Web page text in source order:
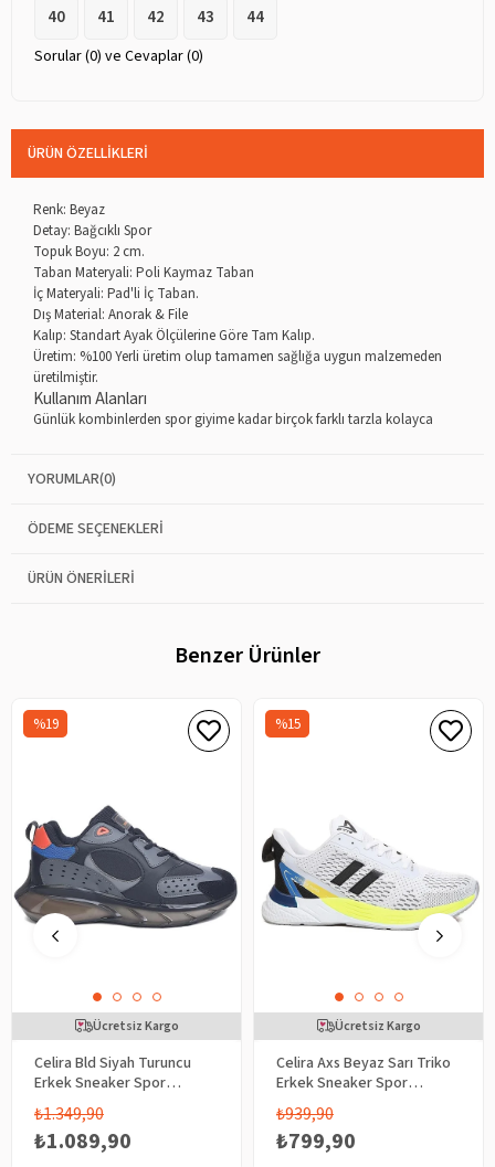
40
41 42 43 44
Sorular (0) ve Cevaplar (0)
ÜRÜN ÖZELLIKLERI
Renk: Beyaz
Detay: Bağcıklı Spor
Topuk Boyu: 2 cm.
Taban Materyali: Poli Kaymaz Taban
İç Materyali: Pad'li İç Taban.
Dış Material: Anorak & File
Kalıp: Standart Ayak Ölçülerine Göre Tam Kalıp.
Üretim: %100 Yerli üretim olup tamamen sağlığa uygun malzemeden
üretilmiştir.
Kullanım Alanları
Günlük kombinlerden spor giyime kadar birçok farklı tarzla kolayca
YORUMLAR(0)
ÖDEME SEÇENEKLERI
ÜRÜN ÖNERILERI
Benzer Ürünler
Celira Bld Siyah Turuncu
Erkek Sneaker Spor
Ayakkabı
₺1.089,90
₺1.349,90
%19
Ücretsiz Kargo
Celira Axs Beyaz Sarı Triko
Erkek Sneaker Spor
Ayakkabı
₺799,90
₺939,90
%15
Ücretsiz Kargo